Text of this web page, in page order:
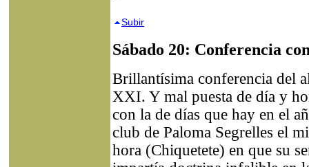
Subir
Sábado 20: Conferencia
Brillantísima conferencia del
XXI. Y mal puesta de día y
con la de días que hay en el
club de Paloma Segrelles el
hora (Chiquetete) en que su